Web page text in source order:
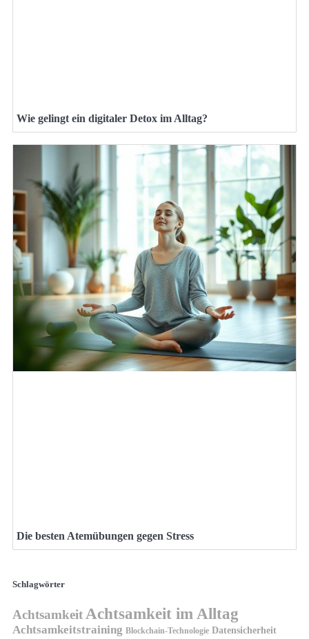
Wie gelingt ein digitaler Detox im Alltag?
Die besten Atemübungen gegen Stress
Schlagwörter
Achtsamkeit Achtsamkeit im Alltag
Achtsamkeitstraining Blockchain-Technologie Datensicherheit